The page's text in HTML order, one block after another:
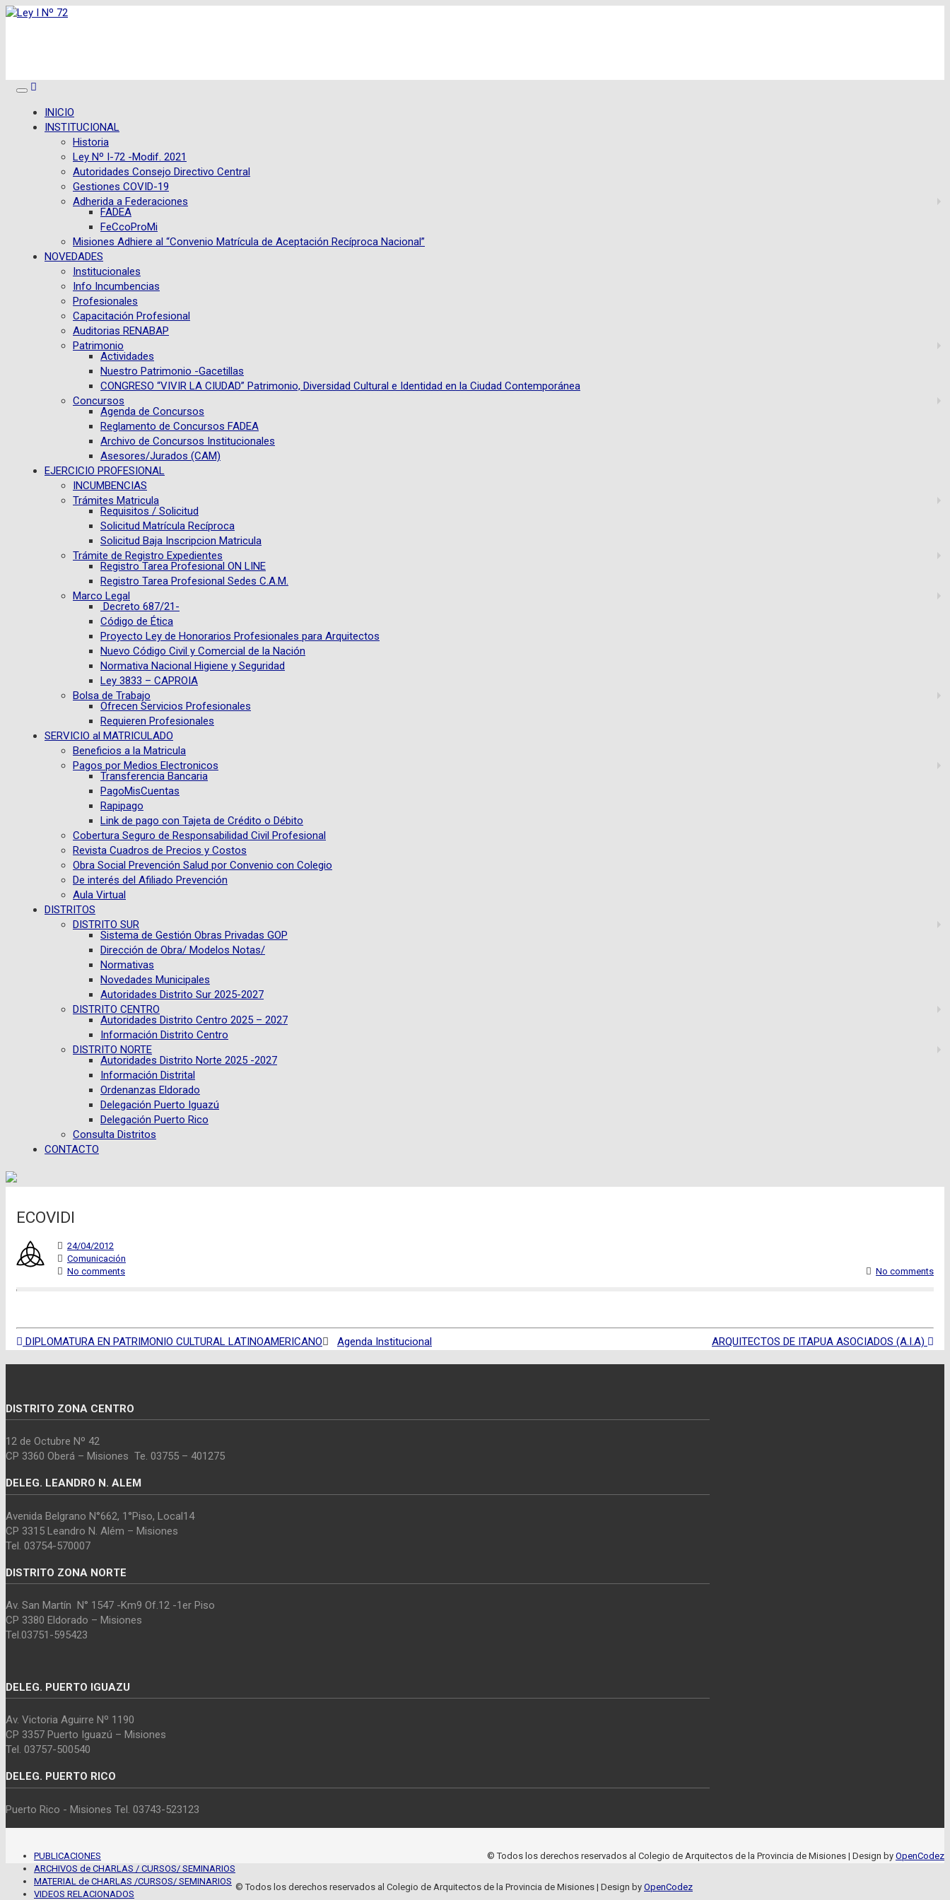
INICIO
INSTITUCIONAL
Historia
Ley Nº I-72 -Modif. 2021
Autoridades Consejo Directivo Central
Gestiones COVID-19
Adherida a Federaciones
FADEA
FeCcoProMi
Misiones Adhiere al “Convenio Matrícula de Aceptación Recíproca Nacional”
NOVEDADES
Institucionales
Info Incumbencias
Profesionales
Capacitación Profesional
Auditorias RENABAP
Patrimonio
Actividades
Nuestro Patrimonio -Gacetillas
CONGRESO “VIVIR LA CIUDAD” Patrimonio, Diversidad Cultural e Identidad en la Ciudad Contemporánea
Concursos
Agenda de Concursos
Reglamento de Concursos FADEA
Archivo de Concursos Institucionales
Asesores/Jurados (CAM)
EJERCICIO PROFESIONAL
INCUMBENCIAS
Trámites Matricula
Requisitos / Solicitud
Solicitud Matrícula Recíproca
Solicitud Baja Inscripcion Matricula
Trámite de Registro Expedientes
Registro Tarea Profesional ON LINE
Registro Tarea Profesional Sedes C.A.M.
Marco Legal
Decreto 687/21-
Código de Ética
Proyecto Ley de Honorarios Profesionales para Arquitectos
Nuevo Código Civil y Comercial de la Nación
Normativa Nacional Higiene y Seguridad
Ley 3833 – CAPROIA
Bolsa de Trabajo
Ofrecen Servicios Profesionales
Requieren Profesionales
SERVICIO al MATRICULADO
Beneficios a la Matricula
Pagos por Medios Electronicos
Transferencia Bancaria
PagoMisCuentas
Rapipago
Link de pago con Tajeta de Crédito o Débito
Cobertura Seguro de Responsabilidad Civil Profesional
Revista Cuadros de Precios y Costos
Obra Social Prevención Salud por Convenio con Colegio
De interés del Afiliado Prevención
Aula Virtual
DISTRITOS
DISTRITO SUR
Sistema de Gestión Obras Privadas GOP
Dirección de Obra/ Modelos Notas/
Normativas
Novedades Municipales
Autoridades Distrito Sur 2025-2027
DISTRITO CENTRO
Autoridades Distrito Centro 2025 – 2027
Información Distrito Centro
DISTRITO NORTE
Autoridades Distrito Norte 2025 -2027
Información Distrital
Ordenanzas Eldorado
Delegación Puerto Iguazú
Delegación Puerto Rico
Consulta Distritos
CONTACTO
ECOVIDI
24/04/2012
Comunicación
No comments
No comments
DIPLOMATURA EN PATRIMONIO CULTURAL LATINOAMERICANO ARQUITECTOS DE ITAPUA ASOCIADOS (A.I.A)
Agenda Institucional
DISTRITO ZONA CENTRO
12 de Octubre Nº 42
CP 3360 Oberá – Misiones Te. 03755 – 401275
DELEG. LEANDRO N. ALEM
Avenida Belgrano N°662, 1°Piso, Local14
CP 3315 Leandro N. Além – Misiones
Tel. 03754-570007
DISTRITO ZONA NORTE
Av. San Martín N° 1547 -Km9 Of.12 -1er Piso
CP 3380 Eldorado – Misiones
Tel.03751-595423
DELEG. PUERTO IGUAZU
Av. Victoria Aguirre Nº 1190
CP 3357 Puerto Iguazú – Misiones
Tel. 03757-500540
DELEG. PUERTO RICO
Puerto Rico - Misiones Tel. 03743-523123
PUBLICACIONES
ARCHIVOS de CHARLAS / CURSOS/ SEMINARIOS
MATERIAL de CHARLAS /CURSOS/ SEMINARIOS
VIDEOS RELACIONADOS
© Todos los derechos reservados al Colegio de Arquitectos de la Provincia de Misiones | Design by OpenCodez
© Todos los derechos reservados al Colegio de Arquitectos de la Provincia de Misiones | Design by OpenCodez